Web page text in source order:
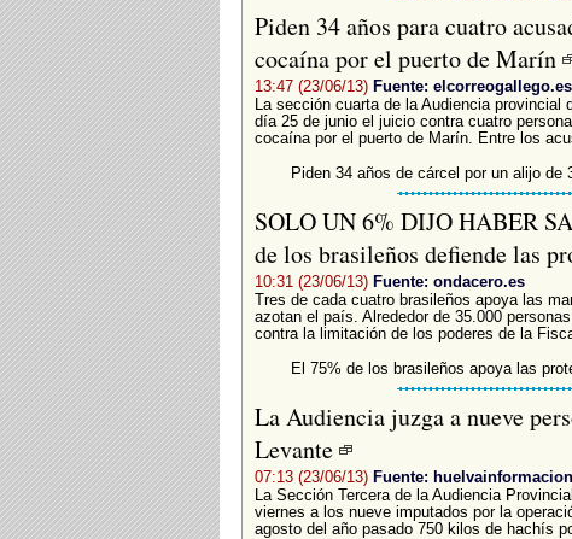
Piden 34 años para cuatro
cocaína por el puerto de Marín
13:47 (23/06/13) Fuente: elcorreogallego.es
La sección cuarta de la Audiencia
día 25 de junio el juicio contra cuatro
cocaína por el puerto de Marín. Entre los
Piden 34 años de cárcel por un alijo de
SOLO UN 6% DIJO HABER
de los brasileños defiende las
10:31 (23/06/13) Fuente: ondacero.es
Tres de cada cuatro brasileños apoya las
azotan el país. Alrededor de 35.000
contra la limitación de los poderes de la
El 75% de los brasileños apoya las
La Audiencia juzga a nueve
Levante
07:13 (23/06/13) Fuente:
La Sección Tercera de la Audiencia
viernes a los nueve imputados por la
agosto del año pasado 750 kilos de hachís